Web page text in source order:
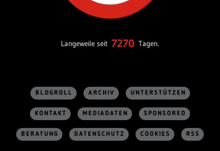
Langeweile seit 7270 Tagen.
BLOGROLL ARCHIV UNTERSTÜTZEN
KONTAKT MEDIADATEN SPONSORED
BERATUNG DATENSCHUTZ COOKIES RSS